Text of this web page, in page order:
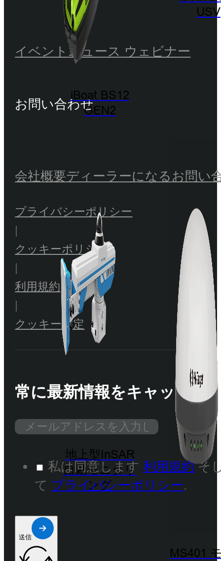
iBoat BS12
GEN2
USV
地上型InSAR
自動モニタリ
ング
MS401
イベント ニュース ウェビナー
お問い合わせ
会社概要ディーラーになるお問い
プライバシーポリシー
|
クッキーポリシー
|
利用規約
|
クッキー設定
常に最新情報をキャッチ
私は同意します利用規約そ
て プライバシーポリシー.
送信